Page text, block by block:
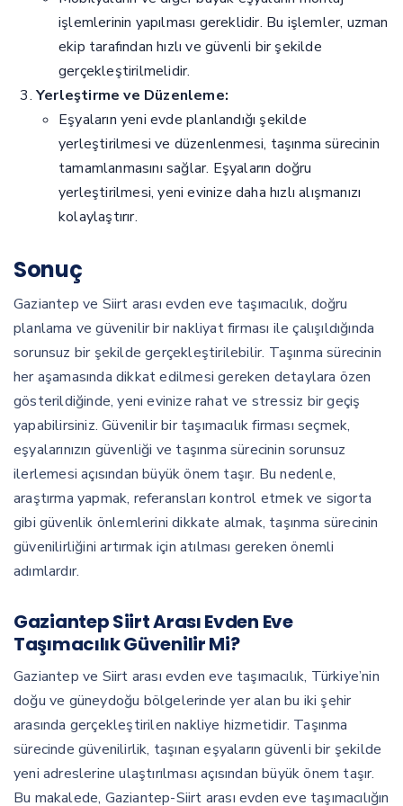
işlemlerinin yapılması gereklidir. Bu işlemler, uzman
ekip tarafından hızlı ve güvenli bir şekilde
gerçekleştirilmelidir.
Yerleştirme ve Düzenleme:
Eşyaların yeni evde planlandığı şekilde
yerleştirilmesi ve düzenlenmesi, taşınma sürecinin
tamamlanmasını sağlar. Eşyaların doğru
yerleştirilmesi, yeni evinize daha hızlı alışmanızı
kolaylaştırır.
Sonuç
Gaziantep ve Siirt arası evden eve taşımacılık, doğru
planlama ve güvenilir bir nakliyat firması ile çalışıldığında
sorunsuz bir şekilde gerçekleştirilebilir. Taşınma sürecinin
her aşamasında dikkat edilmesi gereken detaylara özen
gösterildiğinde, yeni evinize rahat ve stressiz bir geçiş
yapabilirsiniz. Güvenilir bir taşımacılık firması seçmek,
eşyalarınızın güvenliği ve taşınma sürecinin sorunsuz
ilerlemesi açısından büyük önem taşır. Bu nedenle,
araştırma yapmak, referansları kontrol etmek ve sigorta
gibi güvenlik önlemlerini dikkate almak, taşınma sürecinin
güvenilirliğini artırmak için atılması gereken önemli
adımlardır.
Gaziantep Siirt Arası Evden Eve
Taşımacılık Güvenilir Mi?
Gaziantep ve Siirt arası evden eve taşımacılık, Türkiye’nin
doğu ve güneydoğu bölgelerinde yer alan bu iki şehir
arasında gerçekleştirilen nakliye hizmetidir. Taşınma
sürecinde güvenilirlik, taşınan eşyaların güvenli bir şekilde
yeni adreslerine ulaştırılması açısından büyük önem taşır.
Bu makalede, Gaziantep-Siirt arası evden eve taşımacılığın